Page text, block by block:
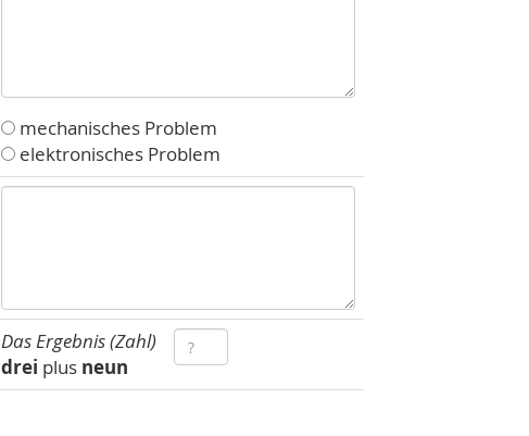
mechanisches Problem
elektronisches Problem
Das Ergebnis (Zahl)
drei plus neun